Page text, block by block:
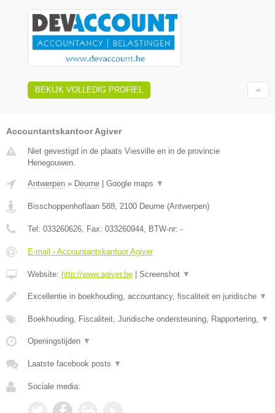
BEKIJK VOLLEDIG PROFIEL
Accountantskantoor Agiver
Niet gevestigd in de plaats Viesville en in de provincie
Henegouwen.
Antwerpen » Deurne Google maps ▼
Bisschoppenhoflaan 588 2100 Deurne (Antwerpen)
Tel: 033260626 , Fax: 033260944 , BTW-nr: -
E-mail › Accountantskantoor Agiver
Website: http://www.agiver.be Screenshot ▼
Excellentie in boekhouding, accountancy, fiscaliteit en juridische ▼
Boekhouding, Fiscaliteit, Juridische ondersteuning, Rapportering, ▼
Openingstijden ▼
Laatste facebook posts ▼
Sociale media: